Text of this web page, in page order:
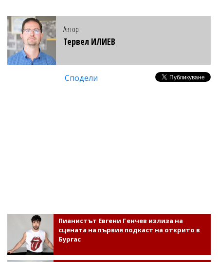
Автор
Тервел ИЛИЕВ
Сподели
Пианистът Евгени Генчев излиза на
сцената на първия подкаст на открито в
Бургас